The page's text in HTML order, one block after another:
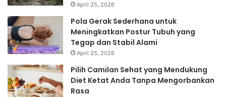
April 25, 2026
Pola Gerak Sederhana untuk
Meningkatkan Postur Tubuh yang
Tegap dan Stabil Alami
April 25, 2026
Pilih Camilan Sehat yang Mendukung
Diet Ketat Anda Tanpa Mengorbankan
Rasa